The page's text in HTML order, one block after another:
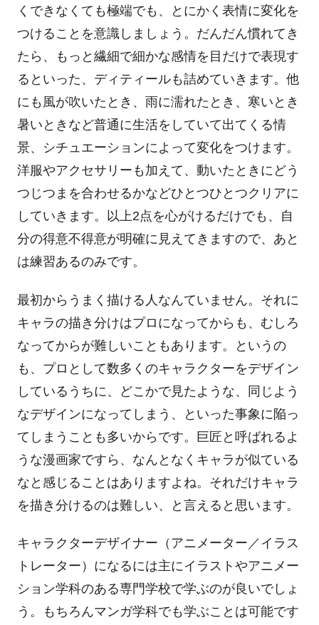
くできなくても極端でも、とにかく表情に変化を
つけることを意識しましょう。だんだん慣れてき
たら、もっと繊細で細かな感情を目だけで表現す
るといった、ディティールも詰めていきます。他
にも風が吹いたとき、雨に濡れたとき、寒いとき
暑いときなど普通に生活をしていて出てくる情
景、シチュエーションによって変化をつけます。
洋服やアクセサリーも加えて、動いたときにどう
つじつまを合わせるかなどひとつひとつクリアに
していきます。以上2点を心がけるだけでも、自
分の得意不得意が明確に見えてきますので、あと
は練習あるのみです。
最初からうまく描ける人なんていません。それに
キャラの描き分けはプロになってからも、むしろ
なってからが難しいこともあります。というの
も、プロとして数多くのキャラクターをデザイン
しているうちに、どこかで見たような、同じよう
なデザインになってしまう、といった事象に陥っ
てしまうことも多いからです。巨匠と呼ばれるよ
うな漫画家ですら、なんとなくキャラが似ている
なと感じることはありますよね。それだけキャラ
を描き分けるのは難しい、と言えると思います。
キャラクターデザイナー（アニメーター／イラス
トレーター）になるには主にイラストやアニメー
ション学科のある専門学校で学ぶのが良いでしょ
う。もちろんマンガ学科でも学ぶことは可能です